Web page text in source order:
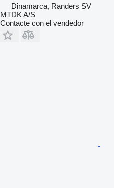
Dinamarca, Randers SV
MTDK A/S
Contacte con el vendedor